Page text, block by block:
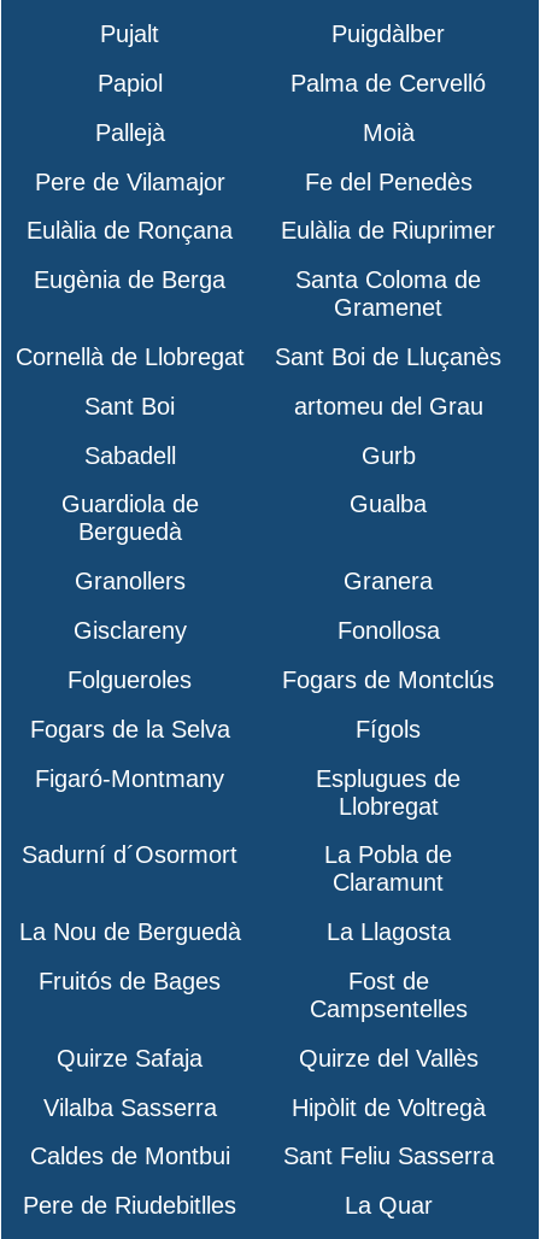
Pujalt
Puigdàlber
Papiol
Palma de Cervelló
Pallejà
Moià
Pere de Vilamajor
Fe del Penedès
Eulàlia de Ronçana
Eulàlia de Riuprimer
Eugènia de Berga
Santa Coloma de
Gramenet
Cornellà de Llobregat
Sant Boi de Lluçanès
Sant Boi
artomeu del Grau
Sabadell
Gurb
Guardiola de
Berguedà
Gualba
Granollers
Granera
Gisclareny
Fonollosa
Folgueroles
Fogars de Montclús
Fogars de la Selva
Fígols
Figaró-Montmany
Esplugues de
Llobregat
Sadurní d´Osormort
La Pobla de
Claramunt
La Nou de Berguedà
La Llagosta
Fruitós de Bages
Fost de
Campsentelles
Quirze Safaja
Quirze del Vallès
Vilalba Sasserra
Hipòlit de Voltregà
Caldes de Montbui
Sant Feliu Sasserra
Pere de Riudebitlles
La Quar